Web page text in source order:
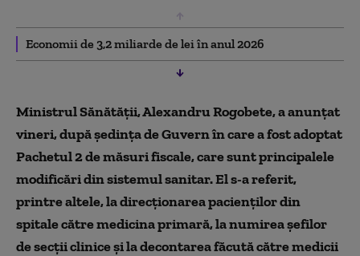
Economii de 3,2 miliarde de lei în anul 2026
Ministrul Sănătăţii, Alexandru Rogobete, a anunțat
vineri, după ședința de Guvern în care a fost adoptat
Pachetul 2 de măsuri fiscale, care sunt principalele
modificări din sistemul sanitar. El s-a referit,
printre altele, la direcţionarea pacienţilor din
spitale către medicina primară, la numirea şefilor
de secţii clinice şi la decontarea făcută către medicii